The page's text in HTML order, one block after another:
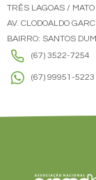
TRÊS LAGOAS /
AV. CLODOALDO
BAIRRO: SANTOS
(67) 3522-7254
(67) 99951-5223